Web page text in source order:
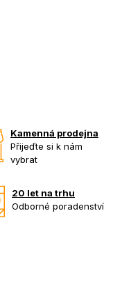
Kamenná prodejna
Přijeďte si k nám
vybrat
20 let na trhu
Odborné poradenství